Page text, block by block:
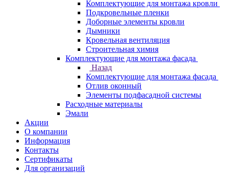
Комплектующие для монтажа кровли
Подкровельные пленки
Доборные элементы кровли
Дымники
Кровельная вентиляция
Строительная химия
Комплектующие для монтажа фасада
Назад
Комплектующие для монтажа фасада
Отлив оконный
Элементы подфасадной системы
Расходные материалы
Эмали
Акции
О компании
Информация
Контакты
Сертификаты
Для организаций